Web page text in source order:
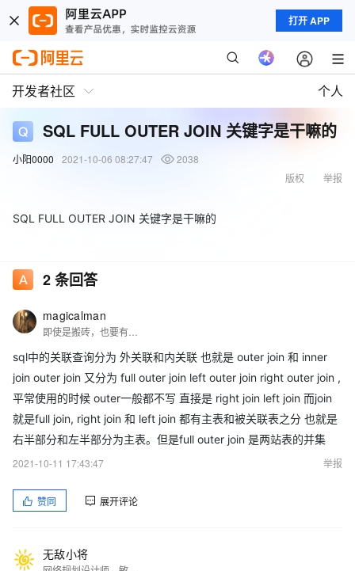
打开 APP
开发者社区 个人
SQL FULL OUTER JOIN 关键字是干嘛的
小阳0000 2021-10-06 08:27:47
2038
举报
版权
SQL FULL OUTER JOIN 关键字是干嘛的
2条回答
magicalman
sql中的关联查询分为 外关联和内关联 也就是 outer join 和 inner
join outer join 又分为 full outer join left outer join right outer join ,
平常使用的时候 outer一般都不写 直接是 right join left join 而join
就是full join, right join 和 left join 都有主表和被关联表之分 也就是
右半部分和左半部分为主表。但是full outer join 是两站表的并集
2021-10-11 17:43:47
举报
赞同 展开评论
无敌小将